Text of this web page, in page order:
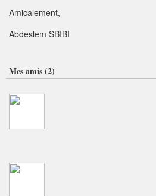
Amicalement,
Abdeslem SBIBI
Mes amis (2)